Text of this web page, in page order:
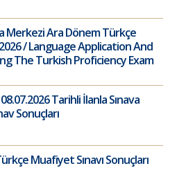
Merkezi Ara Dönem Türkçe
/ Language Application And
The Turkish Proficiency Exam
Tarihli İlanla Sınava
Sonuçları
Muafiyet Sınavı Sonuçları